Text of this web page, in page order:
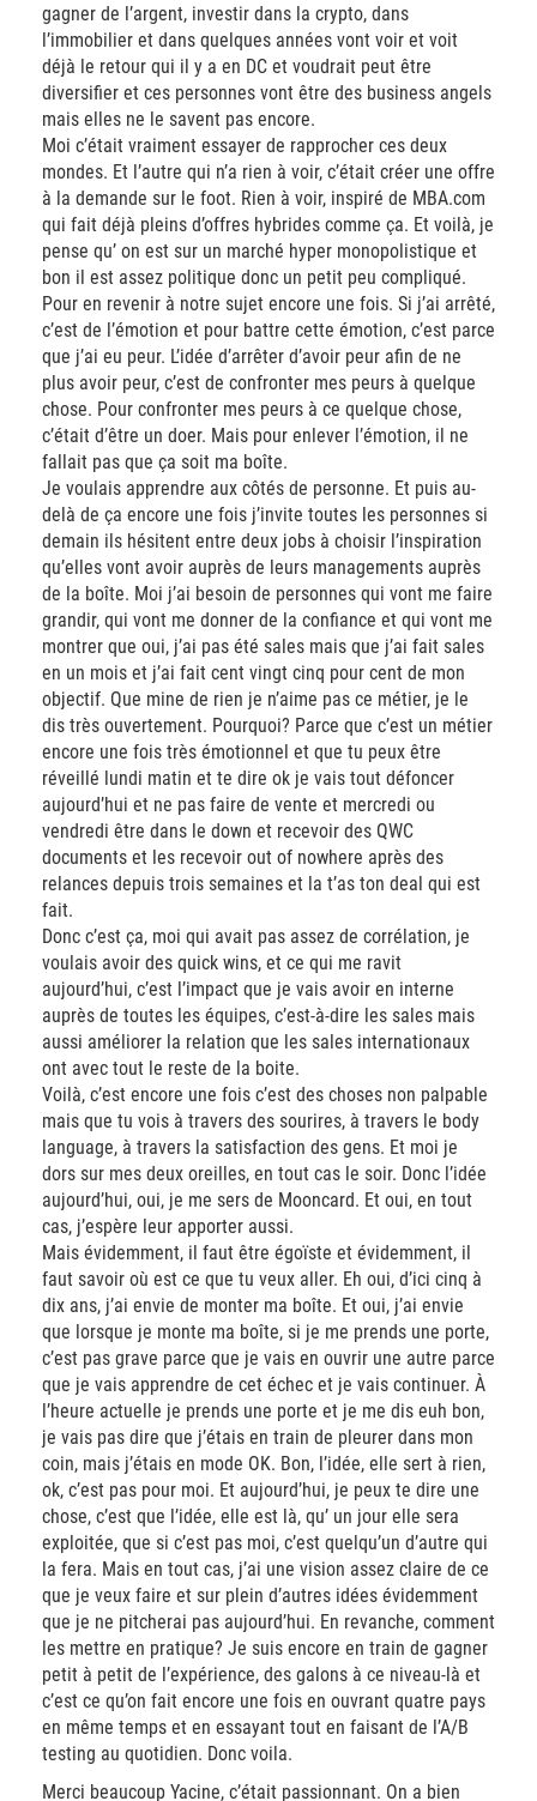
gagner de l’argent, investir dans la crypto, dans
l’immobilier et dans quelques années vont voir et voit
déjà le retour qui il y a en DC et voudrait peut être
diversifier et ces personnes vont être des business angels
mais elles ne le savent pas encore.
Moi c’était vraiment essayer de rapprocher ces deux
mondes. Et l’autre qui n’a rien à voir, c’était créer une offre
à la demande sur le foot. Rien à voir, inspiré de MBA.com
qui fait déjà pleins d’offres hybrides comme ça. Et voilà, je
pense qu’ on est sur un marché hyper monopolistique et
bon il est assez politique donc un petit peu compliqué.
Pour en revenir à notre sujet encore une fois. Si j’ai arrêté,
c’est de l’émotion et pour battre cette émotion, c’est parce
que j’ai eu peur. L’idée d’arrêter d’avoir peur afin de ne
plus avoir peur, c’est de confronter mes peurs à quelque
chose. Pour confronter mes peurs à ce quelque chose,
c’était d’être un doer. Mais pour enlever l’émotion, il ne
fallait pas que ça soit ma boîte.
Je voulais apprendre aux côtés de personne. Et puis au-
delà de ça encore une fois j’invite toutes les personnes si
demain ils hésitent entre deux jobs à choisir l’inspiration
qu’elles vont avoir auprès de leurs managements auprès
de la boîte. Moi j’ai besoin de personnes qui vont me faire
grandir, qui vont me donner de la confiance et qui vont me
montrer que oui, j’ai pas été sales mais que j’ai fait sales
en un mois et j’ai fait cent vingt cinq pour cent de mon
objectif. Que mine de rien je n’aime pas ce métier, je le
dis très ouvertement. Pourquoi? Parce que c’est un métier
encore une fois très émotionnel et que tu peux être
réveillé lundi matin et te dire ok je vais tout défoncer
aujourd’hui et ne pas faire de vente et mercredi ou
vendredi être dans le down et recevoir des QWC
documents et les recevoir out of nowhere après des
relances depuis trois semaines et la t’as ton deal qui est
fait.
Donc c’est ça, moi qui avait pas assez de corrélation, je
voulais avoir des quick wins, et ce qui me ravit
aujourd’hui, c’est l’impact que je vais avoir en interne
auprès de toutes les équipes, c’est-à-dire les sales mais
aussi améliorer la relation que les sales internationaux
ont avec tout le reste de la boite.
Voilà, c’est encore une fois c’est des choses non palpable
mais que tu vois à travers des sourires, à travers le body
language, à travers la satisfaction des gens. Et moi je
dors sur mes deux oreilles, en tout cas le soir. Donc l’idée
aujourd’hui, oui, je me sers de Mooncard. Et oui, en tout
cas, j’espère leur apporter aussi.
Mais évidemment, il faut être égoïste et évidemment, il
faut savoir où est ce que tu veux aller. Eh oui, d’ici cinq à
dix ans, j’ai envie de monter ma boîte. Et oui, j’ai envie
que lorsque je monte ma boîte, si je me prends une porte,
c’est pas grave parce que je vais en ouvrir une autre parce
que je vais apprendre de cet échec et je vais continuer. À
l’heure actuelle je prends une porte et je me dis euh bon,
je vais pas dire que j’étais en train de pleurer dans mon
coin, mais j’étais en mode OK. Bon, l’idée, elle sert à rien,
ok, c’est pas pour moi. Et aujourd’hui, je peux te dire une
chose, c’est que l’idée, elle est là, qu’ un jour elle sera
exploitée, que si c’est pas moi, c’est quelqu’un d’autre qui
la fera. Mais en tout cas, j’ai une vision assez claire de ce
que je veux faire et sur plein d’autres idées évidemment
que je ne pitcherai pas aujourd’hui. En revanche, comment
les mettre en pratique? Je suis encore en train de gagner
petit à petit de l’expérience, des galons à ce niveau-là et
c’est ce qu’on fait encore une fois en ouvrant quatre pays
en même temps et en essayant tout en faisant de l’A/B
testing au quotidien. Donc voila.
Merci beaucoup Yacine, c’était passionnant. On a bien